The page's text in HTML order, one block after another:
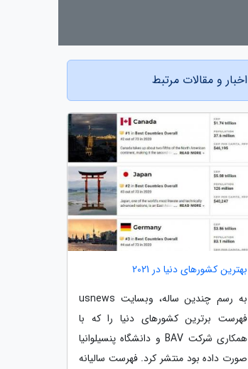
اخبار و مقالات مرتبط
بهترین کشورهای دنیا در 2021
به رسم چندین ساله، وبسایت usnews
فهرست برترین کشورهای دنیا را که با
همکاری شرکت BAV و دانشگاه پنسیلوانیا
صورت داده بود منتشر کرد. فهرست سالیانه